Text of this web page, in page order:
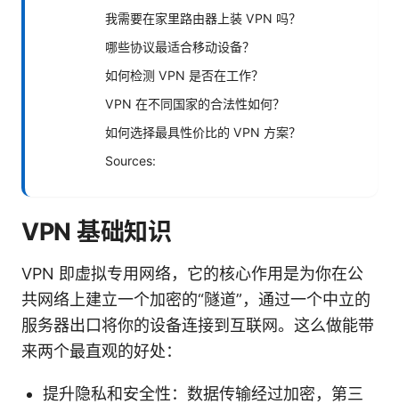
我需要在家里路由器上装 VPN 吗？
哪些协议最适合移动设备？
如何检测 VPN 是否在工作？
VPN 在不同国家的合法性如何？
如何选择最具性价比的 VPN 方案？
Sources:
VPN 基础知识
VPN 即虚拟专用网络，它的核心作用是为你在公
共网络上建立一个加密的“隧道”，通过一个中立的
服务器出口将你的设备连接到互联网。这么做能带
来两个最直观的好处：
提升隐私和安全性：数据传输经过加密，第三